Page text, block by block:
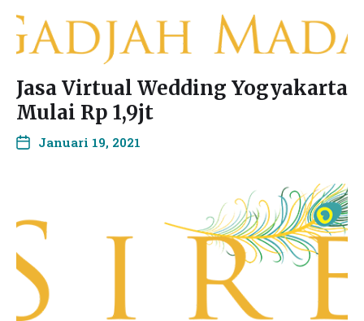
Jasa Virtual Wedding Yogyakarta
Mulai Rp 1,9jt
Januari 19, 2021